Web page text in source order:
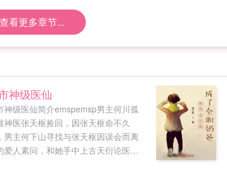
查看更多章节...
神级医仙
神级医仙简介emspemsp男主何川孤
神医张天枢捡回，因张天枢命不久
男主何下山寻找与张天枢因误会而离
爱人素问，和她手中上古天衍论医学